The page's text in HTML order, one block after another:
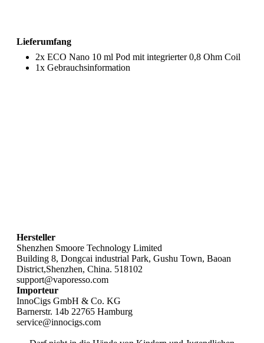
Lieferumfang
2x ECO Nano 10 ml Pod mit integrierter 0,8 Ohm Coil
1x Gebrauchsinformation
Hersteller
Shenzhen Smoore Technology Limited
Building 8, Dongcai industrial Park, Gushu Town, Baoan
District,Shenzhen, China. 518102
support@vaporesso.com
Importeur
InnoCigs GmbH & Co. KG
Barnerstr. 14b 22765 Hamburg
service@innocigs.com